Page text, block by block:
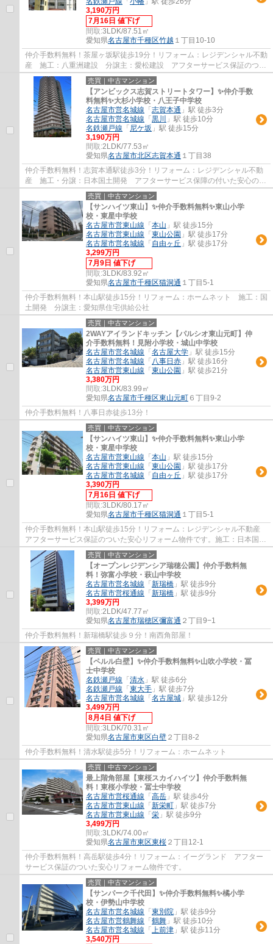
3,190万円
7月16日 値下げ
間取:3LDK/87.51㎡
愛知県名古屋市千種区竹越 １丁目10-10
仲介手数料無料！茶屋ヶ坂駅徒歩19分！リフォーム：レジデンシャル不動
産 施工：八重洲建設 分譲主：愛松建設 アフターサービス保証のつい
た安心リフォーム物件です。
売買｜中古マンション
【アンビックス志賀ストリートタワー】✨️仲介手数
料無料✨️大杉小学校・八王子中学校
名古屋市営名城線 「 志賀本通 」駅 徒歩3分
名古屋市営名城線 「 黒川
」駅 徒歩10分
名鉄瀬戸線 「 尼ケ坂 」駅 徒歩15分
3,190万円
間取:2LDK/77.53㎡
愛知県名古屋市北区志賀本通 １丁目38
仲介手数料無料！志賀本通駅徒歩3分！リフォーム：レジデンシャル不動
産 施工・分譲：日本国土開発 アフターサービス保障の付いた安心のリ
フォーム物件です。
売買｜中古マンション
【サンハイツ東山】✨️仲介手数料無料✨️東山小学
校・東星中学校
名古屋市営東山線 「 本山 」駅 徒歩15分
名古屋市営東山線 「 東山公園 」駅 徒歩17分
名古屋市営名城線 「 自由ヶ丘 」駅 徒歩17分
3,299万円
7月9日 値下げ
間取:3LDK/83.92㎡
愛知県名古屋市千種区猫洞通 １丁目5-1
仲介手数料無料！本山駅徒歩15分！リフォーム：ホームネット 施工：国
土開発 分譲主：愛知県住宅供給公社
売買｜中古マンション
2WAYアイランドキッチン【パルシオ東山元町】仲
介手数料無料！見附小学校・城山中学校
名古屋市営名城線 「 名古屋大学 」駅 徒歩15分
名古屋市営名城線 「 八事日赤 」駅 徒歩16分
名古屋市営東山線 「 東山公園 」駅 徒歩21分
3,380万円
間取:3LDK/83.99㎡
愛知県名古屋市千種区東山元町 ６丁目9-2
仲介手数料無料！八事日赤徒歩13分！
売買｜中古マンション
【サンハイツ東山】✨️仲介手数料無料✨️東山小学
校・東星中学校
名古屋市営東山線 「 本山 」駅 徒歩15分
名古屋市営東山線 「 東山公園 」駅 徒歩17分
名古屋市営名城線 「 自由ヶ丘 」駅 徒歩17分
3,390万円
7月16日 値下げ
間取:3LDK/80.17㎡
愛知県名古屋市千種区猫洞通 １丁目5-1
仲介手数料無料！本山駅徒歩15分！リフォーム：レジデンシャル不動産
アフターサービス保証のついた安心リフォーム物件です。施工：日本国土
開発㈱ 分譲主：愛知県住宅供給公社
売買｜中古マンション
【オープンレジデンシア瑞穂公園】仲介手数料無
料！弥富小学校・萩山中学校
名古屋市営名城線 「 新瑞橋 」駅 徒歩9分
名古屋市営桜通線 「 新瑞橋 」駅 徒歩9分
3,399万円
間取:2LDK/47.77㎡
愛知県名古屋市瑞穂区彌富通 ２丁目9−1
仲介手数料無料！新瑞橋駅徒歩９分！南西角部屋！
売買｜中古マンション
【ペルル白壁】✨️仲介手数料無料✨️山吹小学校・冨
士中学校
名鉄瀬戸線 「 清水 」駅 徒歩6分
名鉄瀬戸線 「 東大手 」駅 徒歩7分
名古屋市営名城線 「 名古屋城 」駅 徒歩12分
3,499万円
8月4日 値下げ
間取:3LDK/70.31㎡
愛知県名古屋市東区白壁 ２丁目8-2
仲介手数料無料！清水駅徒歩5分！リフォーム：ホームネット
売買｜中古マンション
最上階角部屋【東桜スカイハイツ】仲介手数料無
料！東桜小学校・冨士中学校
名古屋市営桜通線 「 高岳 」駅 徒歩4分
名古屋市営東山線 「 新栄町 」駅 徒歩7分
名古屋市営東山線 「 栄 」駅 徒歩9分
3,499万円
間取:3LDK/74.00㎡
愛知県名古屋市東区東桜 ２丁目12-1
仲介手数料無料！高岳駅徒歩4分！リフォーム：イーグランド アフター
サービス保証のついた安心リフォーム物件です。
売買｜中古マンション
【サンパーク千代田】✨️仲介手数料無料✨️橘小学
校・伊勢山中学校
名古屋市営名城線 「 東別院 」駅 徒歩9分
名古屋市営鶴舞線 「 鶴舞 」駅 徒歩10分
名古屋市営名城線 「 上前津 」駅 徒歩11分
3,540万円